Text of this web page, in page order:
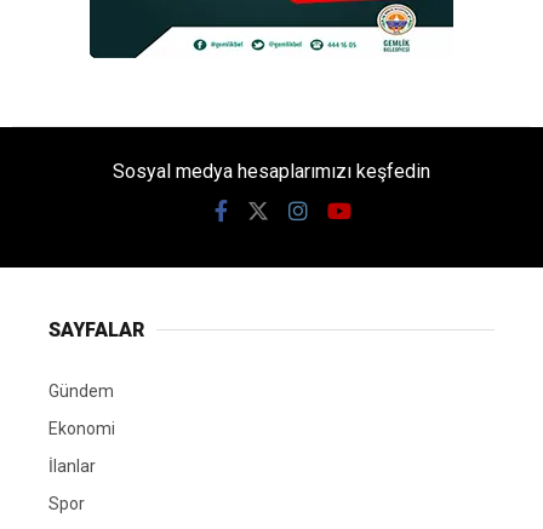
Sosyal medya hesaplarımızı keşfedin
SAYFALAR
Gündem
Ekonomi
İlanlar
Spor